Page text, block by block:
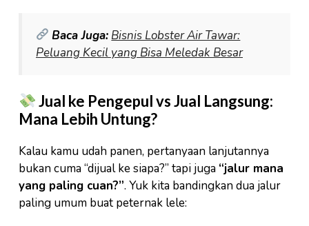
Baca Juga: Bisnis Lobster Air Tawar:
Peluang Kecil yang Bisa Meledak Besar
Jual ke Pengepul vs Jual Langsung:
Mana Lebih Untung?
Kalau kamu udah panen, pertanyaan lanjutannya
bukan cuma “dijual ke siapa?” tapi juga “jalur mana
yang paling cuan?”. Yuk kita bandingkan dua jalur
paling umum buat peternak lele: